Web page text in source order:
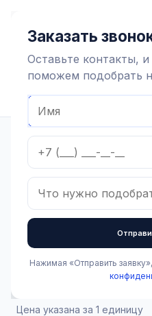
Вакуумная система
Вакуумная установка GPV 1500
В наличии
Вакуумная
GPV 1500
1.2.1.002 Бренд:
242 000 ₽
Цена указана за 1 единицу
Заказать
Оставьте контакты,
поможем подобрать
Нажимая «Отправить